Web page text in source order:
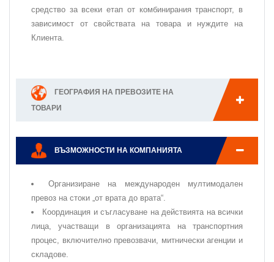
средство за всеки етап от комбинирания транспорт, в
зависимост от свойствата на товара и нуждите на
Клиента.
ГЕОГРАФИЯ НА ПРЕВОЗИТЕ НА
ТОВАРИ
ВЪЗМОЖНОСТИ НА КОМПАНИЯТА
Организиране на международен мултимодален
превоз на стоки „от врата до врата“.
Координация и съгласуване на действията на всички
лица, участващи в организацията на транспортния
процес, включително превозвачи, митнически агенции и
складове.